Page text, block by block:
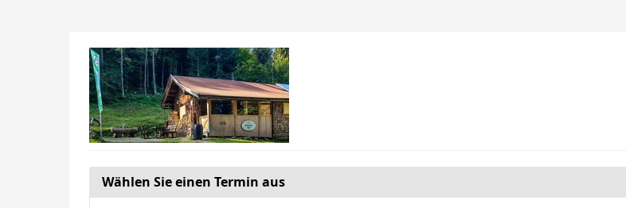
Wählen Sie einen Termin aus